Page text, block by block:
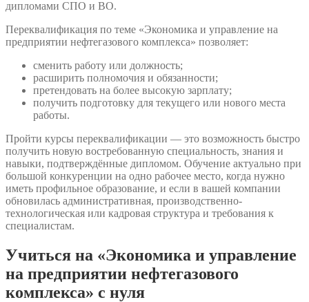
дипломами СПО и ВО.
Переквалификация по теме «Экономика и управление на
предприятии нефтегазового комплекса» позволяет:
сменить работу или должность;
расширить полномочия и обязанности;
претендовать на более высокую зарплату;
получить подготовку для текущего или нового места
работы.
Пройти курсы переквалификации — это возможность быстро
получить новую востребованную специальность, знания и
навыки, подтверждённые дипломом. Обучение актуально при
большой конкуренции на одно рабочее место, когда нужно
иметь профильное образование, и если в вашей компании
обновилась административная, производственно-
технологическая или кадровая структура и требования к
специалистам.
Учиться на «Экономика и управление
на предприятии нефтегазового
комплекса» с нуля